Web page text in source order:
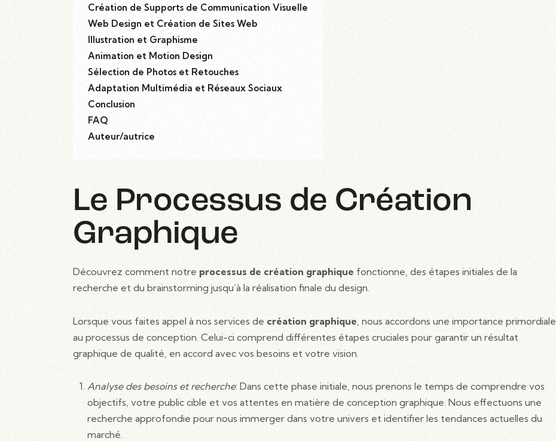
Création de Supports de Communication Visuelle
Web Design et Création de Sites Web
Illustration et Graphisme
Animation et Motion Design
Sélection de Photos et Retouches
Adaptation Multimédia et Réseaux Sociaux
Conclusion
FAQ
Auteur/autrice
Le Processus de Création
Graphique
Découvrez comment notre processus de création graphique fonctionne, des étapes initiales de la
recherche et du brainstorming jusqu’à la réalisation finale du design.
Lorsque vous faites appel à nos services de création graphique , nous accordons une importance primordiale
au processus de conception. Celui-ci comprend différentes étapes cruciales pour garantir un résultat
graphique de qualité, en accord avec vos besoins et votre vision.
Analyse des besoins et recherche: Dans cette phase initiale, nous prenons le temps de comprendre vos
objectifs, votre public cible et vos attentes en matière de conception graphique. Nous effectuons une
recherche approfondie pour nous immerger dans votre univers et identifier les tendances actuelles du
marché.